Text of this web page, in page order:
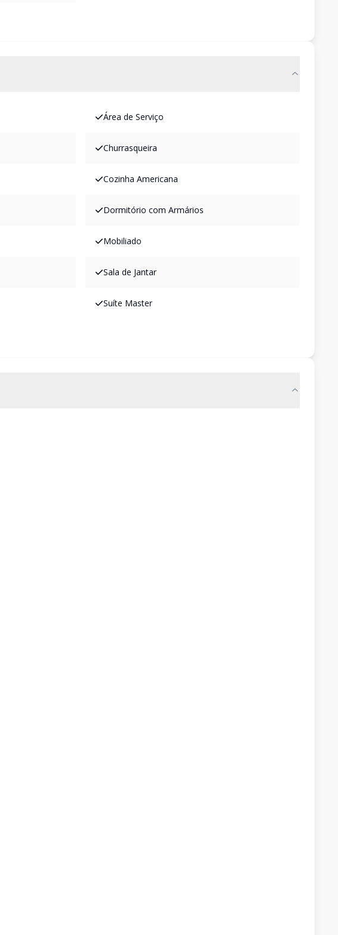
Área de Serviço
Churrasqueira
Cozinha Americana
Dormitório com Armários
Mobiliado
Sala de Jantar
Suíte Master